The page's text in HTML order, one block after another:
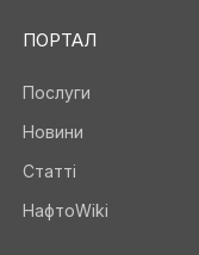
ПОРТАЛ
Послуги
Новини
Статті
НафтоWiki